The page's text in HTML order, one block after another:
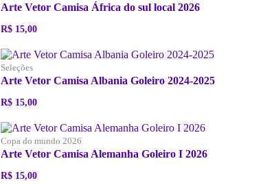
Arte Vetor Camisa África do sul local 2026
R$ 15,00
Seleções
Arte Vetor Camisa Albania Goleiro 2024-2025
R$ 15,00
Copa do mundo 2026
Arte Vetor Camisa Alemanha Goleiro I 2026
R$ 15,00